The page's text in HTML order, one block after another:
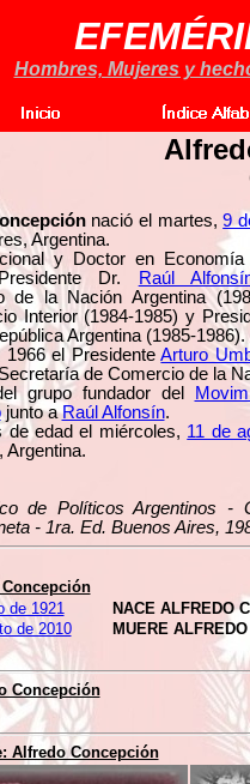
Hombres, Mujeres y
nació el martes,9
Argentina.
y Doctor en
Dr.
Raúl
de la Nación Argentina
Interior (1984-1985) y
Argentina (1985-1986).
1966 el PresidenteArturo
de Comercio de la
grupo fundador del
junto aRaúl Alfonsín.
de edad el miércoles, 11 de
de Políticos Argentinos -
- 1ra. Ed. Buenos Aires,
de 1921
NACE ALFREDO
de 2010 MUERE
Concepción
Alfredo Concepción